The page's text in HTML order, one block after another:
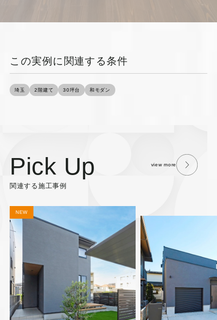
この実例に関連する条件
埼玉 2階建て 30坪台 和モダン
Pick Up
関連する施工事例
view more